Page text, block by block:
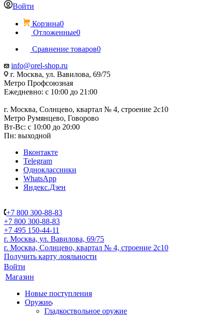
Войти
Корзина0
Отложенные0
Сравнение товаров0
info@orel-shop.ru
г. Москва, ул. Вавилова, 69/75
Метро Профсоюзная
Ежедневно: с 10:00 до 21:00
г. Москва, Солнцево, квартал № 4, строение 2с10
Метро Румянцево, Говорово
Вт-Вс: с 10:00 до 20:00
Пн: выходной
Вконтакте
Telegram
Одноклассники
WhatsApp
Яндекс.Дзен
+7 800 300-88-83
+7 800 300-88-83
+7 495 150-44-11
г. Москва, ул. Вавилова, 69/75
г. Москва, Солнцево, квартал № 4, строение 2с10
Получить карту лояльности
Войти
Магазин
Новые поступления
Оружие
Гладкоствольное оружие